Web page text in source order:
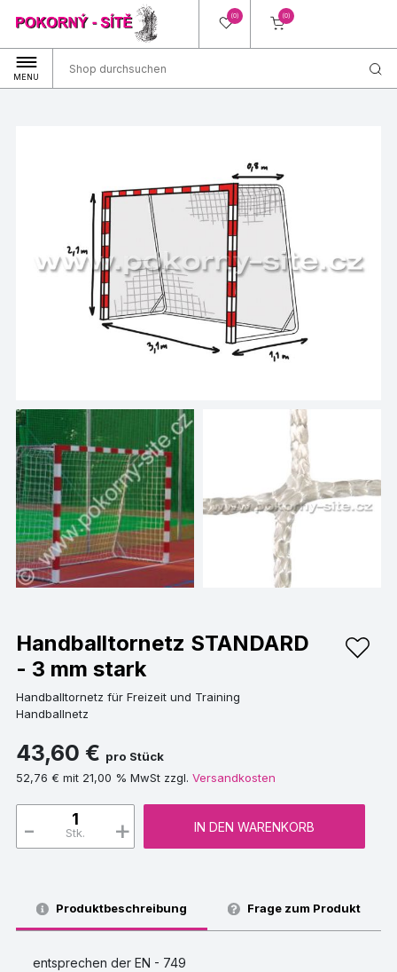
(0) (0)
MENU
Handballtornetz STANDARD
- 3 mm stark
Handballtornetz für Freizeit und Training
Handballnetz
43,60 € pro Stück
52,76 € mit 21,00 % MwSt zzgl. Versandkosten
Stk. +
- IN DEN WARENKORB
Produktbeschreibung Frage zum Produkt
entsprechen der EN - 749